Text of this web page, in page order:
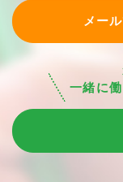
メー
一緒に